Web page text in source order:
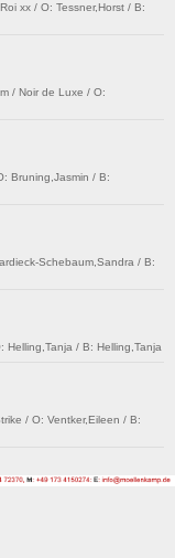
xx / O: Tessner,Horst / B:
/ Noir de Luxe / O:
Bruning,Jasmin / B:
Schebaum,Sandra / B:
/ B: Helling,Tanja
/ O: Ventker,Eileen / B: